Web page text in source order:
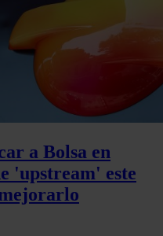
a Bolsa en
'upstream' este